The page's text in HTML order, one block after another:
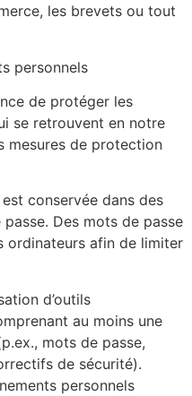
les brevets ou tout
personnels
de protéger les
se retrouvent en notre
mesures de protection
conservée dans des
Des mots de passe
ordinateurs afin de limiter
d’outils
au moins une
mots de passe,
de sécurité).
personnels